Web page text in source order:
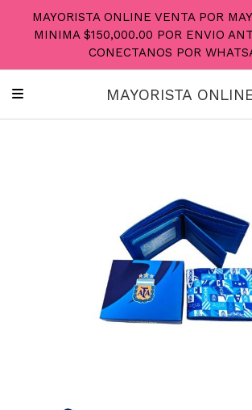
MAYORISTA ONLINE VENTA POR
MINIMA $150,000.00 POR ENVIO
CONECTANOS POR
MAYORISTA